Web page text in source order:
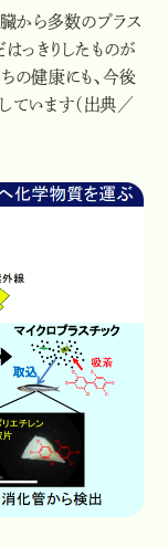
から多数のプラス
っきりしたものが
の健康にも、今後
います（出典／